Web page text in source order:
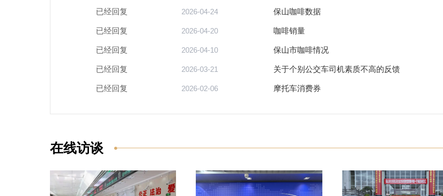
已经回复 2026-04-24 保山咖啡数据
已经回复 2026-04-20 咖啡销量
已经回复 2026-04-10 保山市咖啡情况
已经回复 2026-03-21 关于个别公交车司机素质不高的反馈
已经回复 2026-02-06 摩托车消费券
在线访谈